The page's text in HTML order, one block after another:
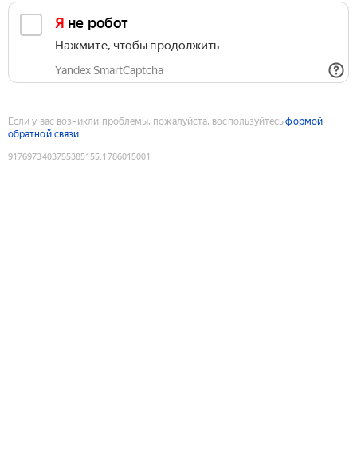
Я не робот
Нажмите, чтобы продолжить
Yandex SmartCaptcha
Если у вас возникли проблемы, пожалуйста, воспользуйтесьформой
обратной связи
9176973403755385155:1786015001